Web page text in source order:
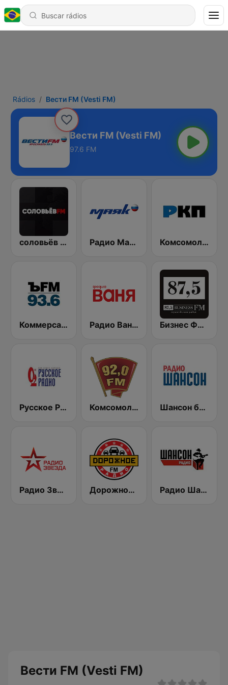
Rádios Вести FM (Vesti FM)
Вести FM (Vesti FM)
97.6 FM
соловьёв FM (Solovyov FM) Радио Маяк (Radio Mayak) Комсомольская правда (Komsomolskaya pravda)
Коммерсантъ 93.6 (Kommersant FM) Радио Ваня (Radio Vanya) Бизнес ФМ (Business FM)
Русское Радио Комсомольская правда - Санкт-Петербург (Komsomolskaya Pravda - St. Petersburg) Шансон без цензуры (Shanson bez cenzury)
Радио Звезда 95.6 FM (Radio Zvezda) Дорожное Радио (Dorojnoe Radio) Радио Шансон (Chanson)
Вести FM (Vesti FM)